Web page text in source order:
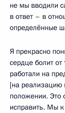
не мы вводили
в ответ – в
определённые
Я прекрасно
сердце болит
работали на
[на реализацию
положении. Это
исправить. Мы к